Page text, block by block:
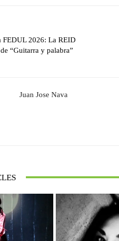
FEDUL 2026: La REID
“Guitarra y palabra”
Juan Jose Nava